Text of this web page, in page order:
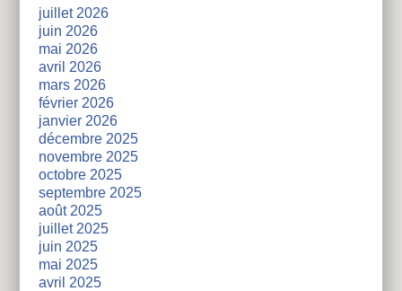
juillet 2026
juin 2026
mai 2026
avril 2026
mars 2026
février 2026
janvier 2026
décembre 2025
novembre 2025
octobre 2025
septembre 2025
août 2025
juillet 2025
juin 2025
mai 2025
avril 2025